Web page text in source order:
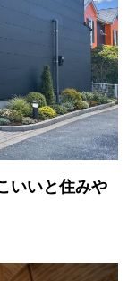
いいと住みや